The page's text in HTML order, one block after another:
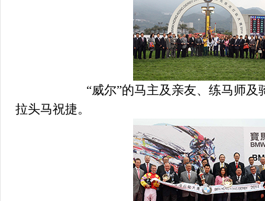
“威尔”的马主及亲友、练马师及
拉头马祝捷。